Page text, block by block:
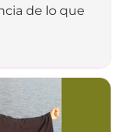
de lo que